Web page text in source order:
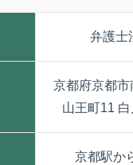
弁護士
京都府京都
山王町11
京都駅か